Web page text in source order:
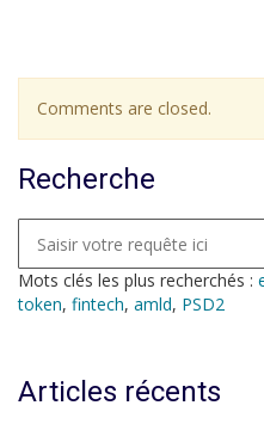
Comments are closed.
Recherche
Mots clés les plus recherchés :
token, fintech, amld, PSD2
Articles récents